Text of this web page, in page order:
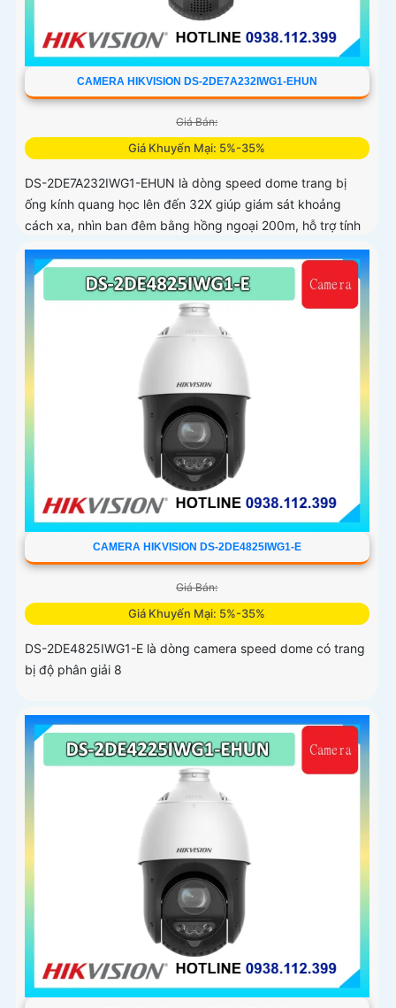
CAMERA HIKVISION DS-2DE7A232IWG1-EHUN
Giá Bán:
Giá Khuyến Mại: 5%-35%
DS-2DE7A232IWG1-EHUN là dòng speed dome trang bị
ống kính quang học lên đến 32X giúp giám sát khoảng
cách xa, nhìn ban đêm bằng hồng ngoại 200m, hỗ trợ tính
năng AcuSense nâng cao hiệu quả giám sát an ninh, có tốc
độ lấy nét cao nhờ công nghệ Self-learning
CAMERA HIKVISION DS-2DE4825IWG1-E
Giá Bán:
Giá Khuyến Mại: 5%-35%
DS-2DE4825IWG1-E là dòng camera speed dome có trang
bị độ phân giải 8